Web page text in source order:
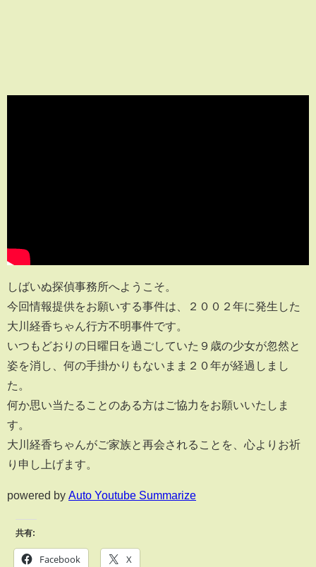
しばいぬ探偵事務所へようこそ。
今回情報提供をお願いする事件は、２００２年に発生した
大川経香ちゃん行方不明事件です。
いつもどおりの日曜日を過ごしていた９歳の少女が忽然と
姿を消し、何の手掛かりもないまま２０年が経過しまし
た。
何か思い当たることのある方はご協力をお願いいたしま
す。
大川経香ちゃんがご家族と再会されることを、心よりお祈
り申し上げます。
powered by Auto Youtube Summarize
共有:
Facebook X